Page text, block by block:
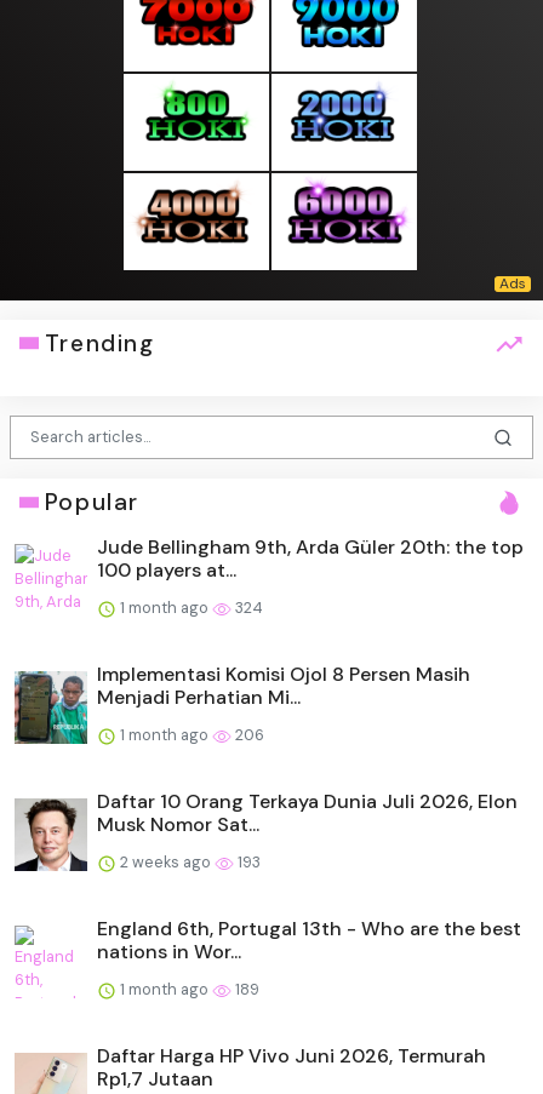
Trending
Popular
Jude Bellingham 9th, Arda Güler 20th: the top
100 players at...
1 month ago 324
Implementasi Komisi Ojol 8 Persen Masih
Menjadi Perhatian Mi...
1 month ago 206
Daftar 10 Orang Terkaya Dunia Juli 2026, Elon
Musk Nomor Sat...
2 weeks ago 193
England 6th, Portugal 13th - Who are the best
nations in Wor...
1 month ago 189
Daftar Harga HP Vivo Juni 2026, Termurah
Rp1,7 Jutaan